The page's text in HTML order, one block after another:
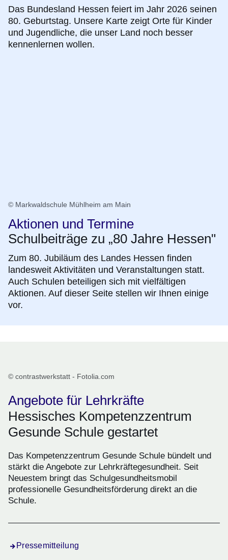
Das Bundesland Hessen feiert im Jahr 2026 seinen
80. Geburtstag. Unsere Karte zeigt Orte für Kinder
und Jugendliche, die unser Land noch besser
kennenlernen wollen.
© Markwaldschule Mühlheim am Main
Aktionen und Termine
Schulbeiträge zu „80 Jahre Hessen"
Zum 80. Jubiläum des Landes Hessen finden
landesweit Aktivitäten und Veranstaltungen statt.
Auch Schulen beteiligen sich mit vielfältigen
Aktionen. Auf dieser Seite stellen wir Ihnen einige
vor.
© contrastwerkstatt - Fotolia.com
Angebote für Lehrkräfte
Hessisches Kompetenzzentrum
Gesunde Schule gestartet
Das Kompetenzzentrum Gesunde Schule bündelt und
stärkt die Angebote zur Lehrkräftegesundheit. Seit
Neuestem bringt das Schulgesundheitsmobil
professionelle Gesundheitsförderung direkt an die
Schule.
Pressemitteilung